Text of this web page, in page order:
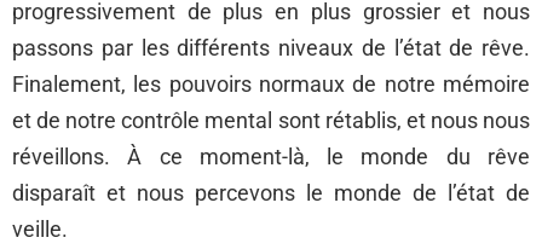
progressivement de plus en plus grossier et nous
passons par les différents niveaux de l’état de rêve.
Finalement, les pouvoirs normaux de notre mémoire
et de notre contrôle mental sont rétablis, et nous nous
réveillons. À ce moment-là, le monde du rêve
disparaît et nous percevons le monde de l’état de
veille.